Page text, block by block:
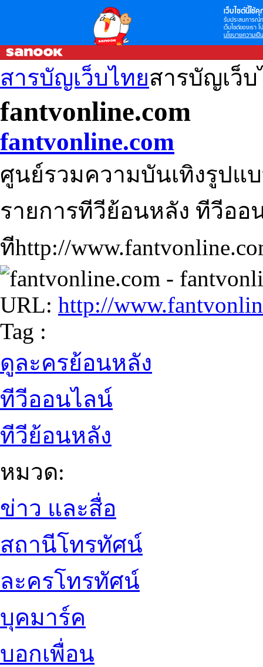
เว็บไซต์นี้ใช้คุ
รับประสบการณ์
เว็บไซต์ของเรา
นโยบายความเป็
สารบัญเว็บไทยสารบัญเว็
fantvonline.com
fantvonline.com
ศูนย์รวมความบันเทิงรูปแ
รายการทีวีย้อนหลัง ทีวีออ
ทีhttp://
URL: http://
Tag :
ดูละครย้อนหลัง
ทีวีออนไลน์
ทีวีย้อนหลัง
หมวด:
ข่าว และสื่อ
สถานีโทรทัศน์
ละครโทรทัศน์
บุคมาร์ค
บอกเพื่อน